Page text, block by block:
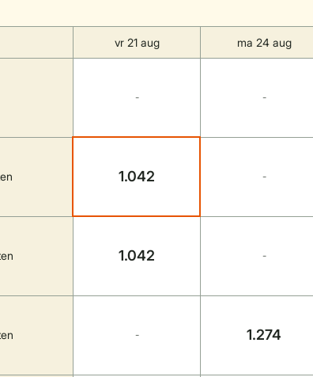
vr 21 aug ma 24 aug
- -
1.042 -
1.042 -
- 1.274